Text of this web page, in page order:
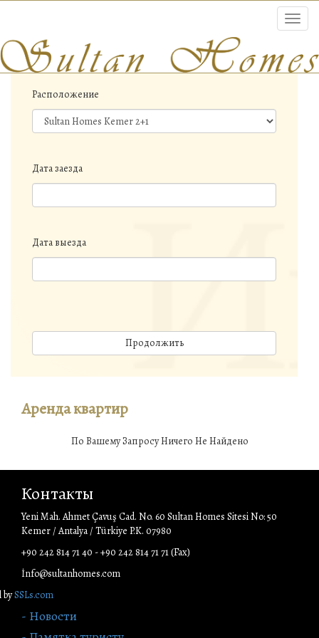
Расположение
Дата заезда
Дата выезда
Продолжить
Аренда квартир
По Вашему Запросу Ничего Не Найдено
Контакты
Yeni Mah. Ahmet Çavuş Cad. No. 60 Sultan Homes Sitesi No: 50
Kemer / Antalya / Türkiye P.K. 07980
+90 242 814 71 40 - +90 242 814 71 71 (Fax)
İnfo@sultanhomes.com
bySSLs.com
- Новости